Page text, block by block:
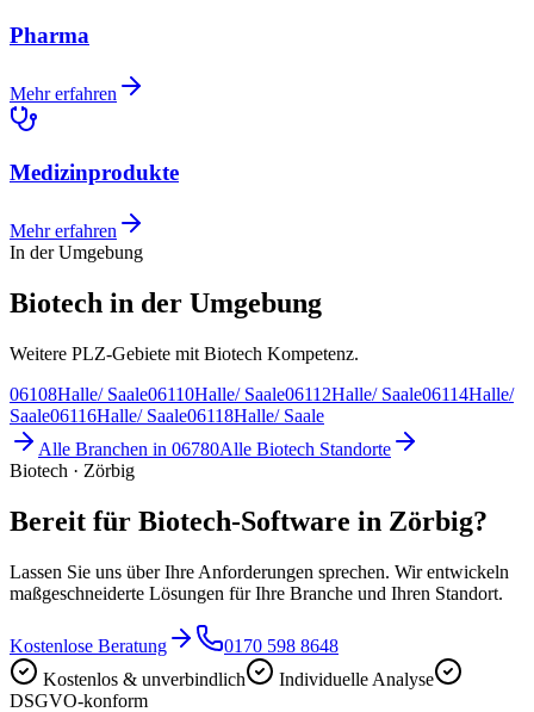
Pharma
Mehr erfahren
Medizinprodukte
Mehr erfahren
In der Umgebung
Biotech in der Umgebung
Weitere PLZ-Gebiete mit Biotech Kompetenz.
06108Halle/ Saale06110Halle/ Saale06112Halle/ Saale06114Halle/
Saale06116Halle/ Saale06118Halle/ Saale
Alle Branchen in 06780Alle Biotech Standorte
Biotech · Zörbig
Bereit für Biotech-Software in Zörbig?
Lassen Sie uns über Ihre Anforderungen sprechen. Wir entwickeln
maßgeschneiderte Lösungen für Ihre Branche und Ihren Standort.
Kostenlose Beratung
0170 598 8648
Kostenlos & unverbindlich
Individuelle Analyse
DSGVO-konform